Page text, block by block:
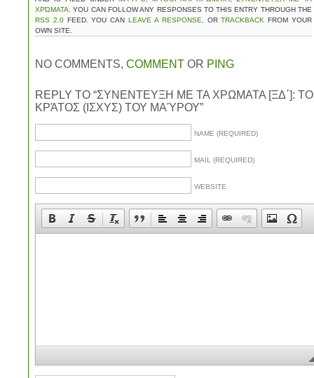
ΧΡΏΜΑΤΑ . YOU CAN FOLLOW ANY RESPONSES TO THIS ENTRY THROUGH THE
RSS 2.0FEED. YOU CANLEAVE A RESPONSE , ORTRACKBACK FROM YOUR
OWN SITE.
NO COMMENTS, COMMENT OR PING
REPLY TO “ΣΥΝΕΝΤΕΥΞΗ ΜΕ ΤΑ ΧΡΩΜΑΤΑ [ΞΔ΄]: ΤΟ
ΚΡΆΤΟΣ (ΙΣΧΥΣ) ΤΟΥ ΜΑΎΡΟΥ”
NAME (REQUIRED)
MAIL (REQUIRED)
WEBSITE